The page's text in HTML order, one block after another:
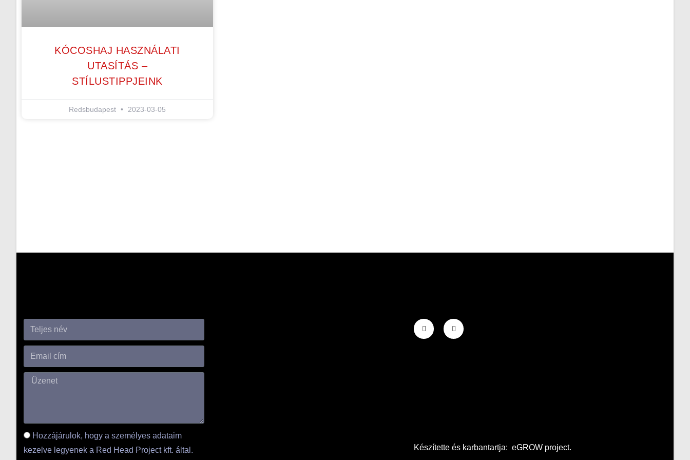
KÓCOSHAJ HASZNÁLATI
UTASÍTÁS –
STÍLUSTIPPJEINK
Redsbudapest 2023-03-05
Hozzájárulok, hogy a személyes adataim
kezelve legyenek a Red Head Project kft. által.
Készítette és karbantartja: eGROW project.